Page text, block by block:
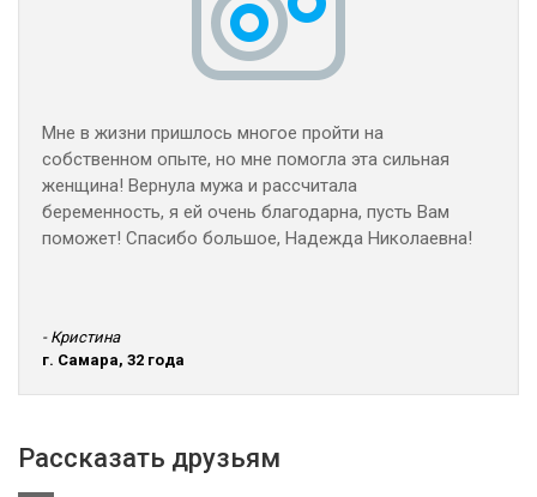
Мне в жизни пришлось многое пройти на
собственном опыте, но мне помогла эта сильная
женщина! Вернула мужа и рассчитала
беременность, я ей очень благодарна, пусть Вам
поможет! Спасибо большое, Надежда Николаевна!
- Кристина
г. Самара, 32 года
Рассказать друзьям